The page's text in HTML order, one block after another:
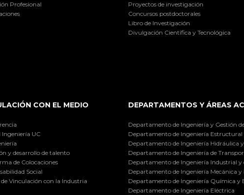
Profesional
Proyectos de investigación
Concursos postdoctorales
Libro de Investigación
Divulgación Científica y Tecnológica
CON EL MEDIO
UC
y desarrollo de talento
de Colocaciones
Social
Vinculación con la Industria
DEPARTAMENTOS Y ÁREAS
Departamento de Ingeniería y Gestión
Departamento de Ingeniería Estructural
Departamento de Ingeniería Hidráulica
Departamento de Ingeniería de
Departamento de Ingeniería Industrial y
Departamento de Ingeniería Mecánica
Departamento de Ingeniería Química y
Departamento de Ingeniería Eléctrica